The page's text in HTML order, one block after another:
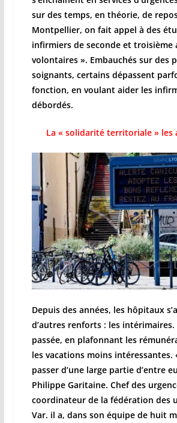
sur des temps, en théorie, de
Montpellier, on fait appel à des
infirmiers de seconde et troisième
volontaires ». Embauchés sur des
soignants, certains dépassent
fonction, en voulant aider les
débordés.
La « solidarité territoriale » les
Depuis des années, les hôpitaux
d’autres renforts : les
passée, en plafonnant les
les vacations moins intéressantes.
passer d’une large partie d’entre
Philippe Garitaine. Chef des
coordinateur de la fédération des
Var. il a, dans son équipe de huit